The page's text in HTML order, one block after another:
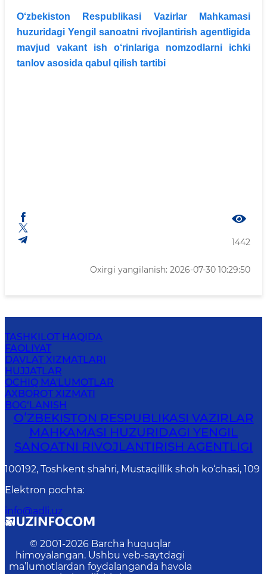
O‘zbekiston Respublikasi Vazirlar Mahkamasi
huzuridagi Yengil sanoatni rivojlantirish agentligida
mavjud vakant ish o‘rinlariga nomzodlarni ichki
tanlov asosida qabul qilish tartibi
1442
Oxirgi yangilanish: 2026-07-30 10:29:50
TASHKILOT HAQIDA
FAOLIYAT
DAVLAT XIZMATLARI
HUJJATLAR
OCHIQ MA'LUMOTLAR
AXBOROT XIZMATI
BOG‘LANISH
OʻZBEKISTON RESPUBLIKASI VAZIRLAR
MAHKAMASI HUZURIDAGI YENGIL
SANOATNI RIVOJLANTIRISH AGENTLIGI
100192, Toshkent shahri, Mustaqillik shoh ko‘chasi, 109
Elektron pochta:
info@adli.uz
© 2001-2026 Barcha huquqlar
himoyalangan. Ushbu veb-saytdagi
ma’lumotlardan foydalanganda havola